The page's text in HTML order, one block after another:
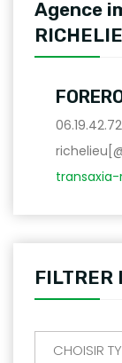
Agence
FILTRER
CHOISIR